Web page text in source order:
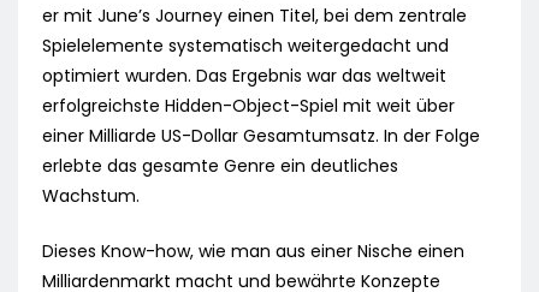
er mit June’s Journey einen Titel, bei dem zentrale
Spielelemente systematisch weitergedacht und
optimiert wurden. Das Ergebnis war das weltweit
erfolgreichste Hidden-Object-Spiel mit weit über
einer Milliarde US-Dollar Gesamtumsatz. In der Folge
erlebte das gesamte Genre ein deutliches
Wachstum.
Dieses Know-how, wie man aus einer Nische einen
Milliardenmarkt macht und bewährte Konzepte